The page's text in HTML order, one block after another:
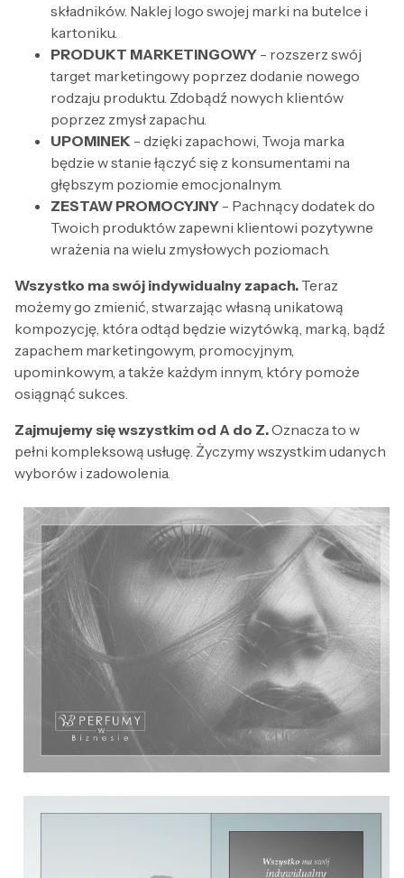
składników. Naklej logo swojej marki na butelce i
kartoniku.
PRODUKT MARKETINGOWY - rozszerz swój
target marketingowy poprzez dodanie nowego
rodzaju produktu. Zdobądź nowych klientów
poprzez zmysł zapachu.
UPOMINEK - dzięki zapachowi, Twoja marka
będzie w stanie łączyć się z konsumentami na
głębszym poziomie emocjonalnym.
ZESTAW PROMOCYJNY - Pachnący dodatek do
Twoich produktów zapewni klientowi pozytywne
wrażenia na wielu zmysłowych poziomach.
Wszystko ma swój indywidualny zapach. Teraz
możemy go zmienić, stwarzając własną unikatową
kompozycję, która odtąd będzie wizytówką, marką, bądź
zapachem marketingowym, promocyjnym,
upominkowym, a także każdym innym, który pomoże
osiągnąć sukces.
Zajmujemy się wszystkim od A do Z.Oznacza to w
pełni kompleksową usługę. Życzymy wszystkim udanych
wyborów i zadowolenia.